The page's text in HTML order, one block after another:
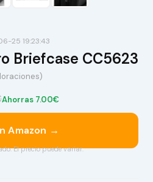
25 19:23:43
Briefcase CC5623
Ahorras 7.00€
Amazon →
El precio puede variar.